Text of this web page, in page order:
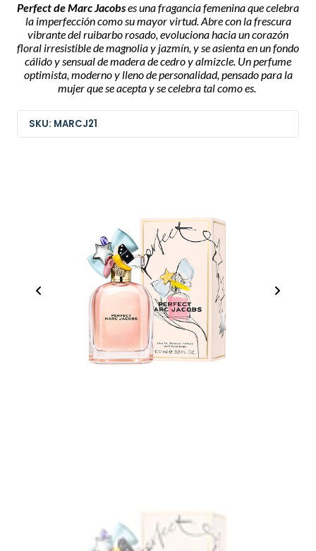
Perfect de Marc Jacobses una fragancia femenina que celebra
la imperfección como su mayor virtud. Abre con la frescura
vibrante del ruibarbo rosado, evoluciona hacia un corazón
floral irresistible de magnolia y jazmín, y se asienta en un fondo
cálido y sensual de madera de cedro y almizcle. Un perfume
optimista, moderno y lleno de personalidad, pensado para la
mujer que se acepta y se celebra tal como es.
SKU: MARCJ21